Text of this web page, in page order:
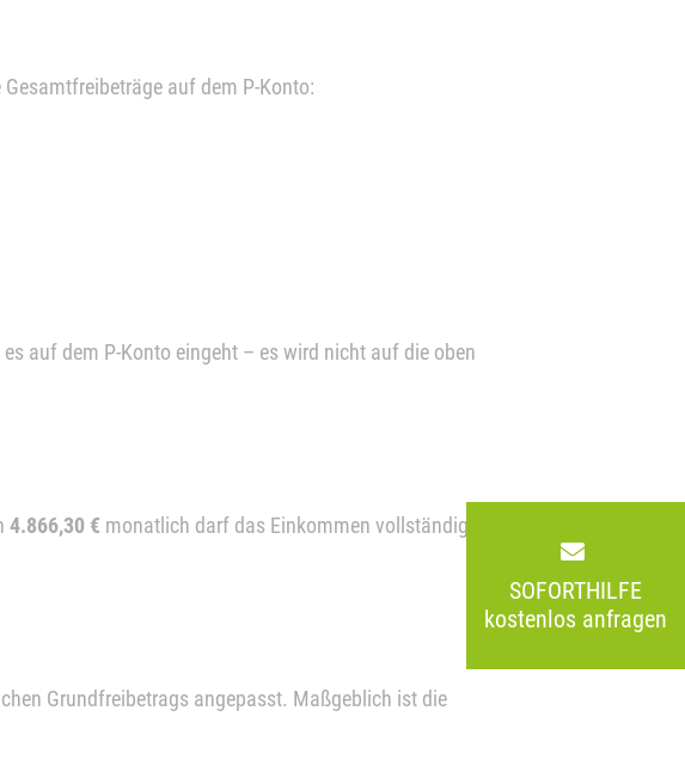
SOFORTHILFE
kostenlos anfragen
auf dem P-Konto:
auf dem P-Konto eingeht – es wird nicht auf die oben
4.866,30 € monatlich darf das Einkommen vollständig
Grundfreibetrags angepasst. Maßgeblich ist die